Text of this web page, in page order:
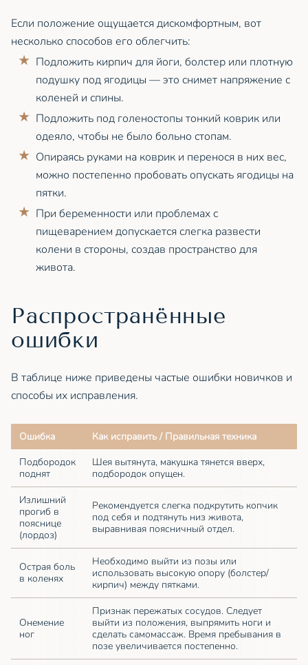
Если положение ощущается дискомфортным, вот
несколько способов его облегчить:
Подложить кирпич для йоги, болстер или плотную
подушку под ягодицы — это снимет напряжение с
коленей и спины.
Подложить под голеностопы тонкий коврик или
одеяло, чтобы не было больно стопам.
Опираясь руками на коврик и перенося в них вес,
можно постепенно пробовать опускать ягодицы на
пятки.
При беременности или проблемах с
пищеварением допускается слегка развести
колени в стороны, создав пространство для
живота.
Распространённые
ошибки
В таблице ниже приведены частые ошибки новичков и
способы их исправления.
Ошибка
Как исправить / Правильная техника
Подбородок
поднят
Шея вытянута, макушка тянется вверх,
подбородок опущен.
Излишний
прогиб в
пояснице
(лордоз)
Рекомендуется слегка подкрутить копчик
под себя и подтянуть низ живота,
выравнивая поясничный отдел.
Острая боль
в коленях
Необходимо выйти из позы или
использовать высокую опору (болстер/
кирпич) между пятками.
Онемение
ног
Признак пережатых сосудов. Следует
выйти из положения, выпрямить ноги и
сделать самомассаж. Время пребывания в
позе увеличивается постепенно.